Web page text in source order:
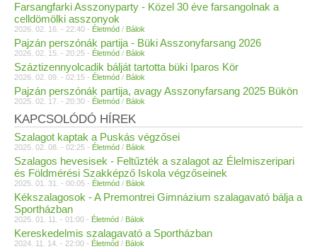
Farsangfarki Asszonyparty - Közel 30 éve farsangolnak a
celldömölki asszonyok
2026. 02. 16. - 22:40 - Életmód / Bálok
Pajzán perszónák partija - Büki Asszonyfarsang 2026
2026. 02. 15. - 20:25 - Életmód / Bálok
Száztizennyolcadik bálját tartotta büki Iparos Kör
2026. 02. 09. - 02:15 - Életmód / Bálok
Pajzán perszónák partija, avagy Asszonyfarsang 2025 Bükön
2025. 02. 17. - 20:30 - Életmód / Bálok
KAPCSOLÓDÓ HÍREK
Szalagot kaptak a Puskás végzősei
2025. 02. 08. - 02:25 - Életmód / Bálok
Szalagos hevesisek - Feltűzték a szalagot az Élelmiszeripari
és Földmérési Szakképző Iskola végzőseinek
2025. 01. 31. - 00:05 - Életmód / Bálok
Kékszalagosok - A Premontrei Gimnázium szalagavató bálja a
Sportházban
2025. 01. 11. - 01:00 - Életmód / Bálok
Kereskedelmis szalagavató a Sportházban
2024. 11. 14. - 22:00 - Életmód / Bálok